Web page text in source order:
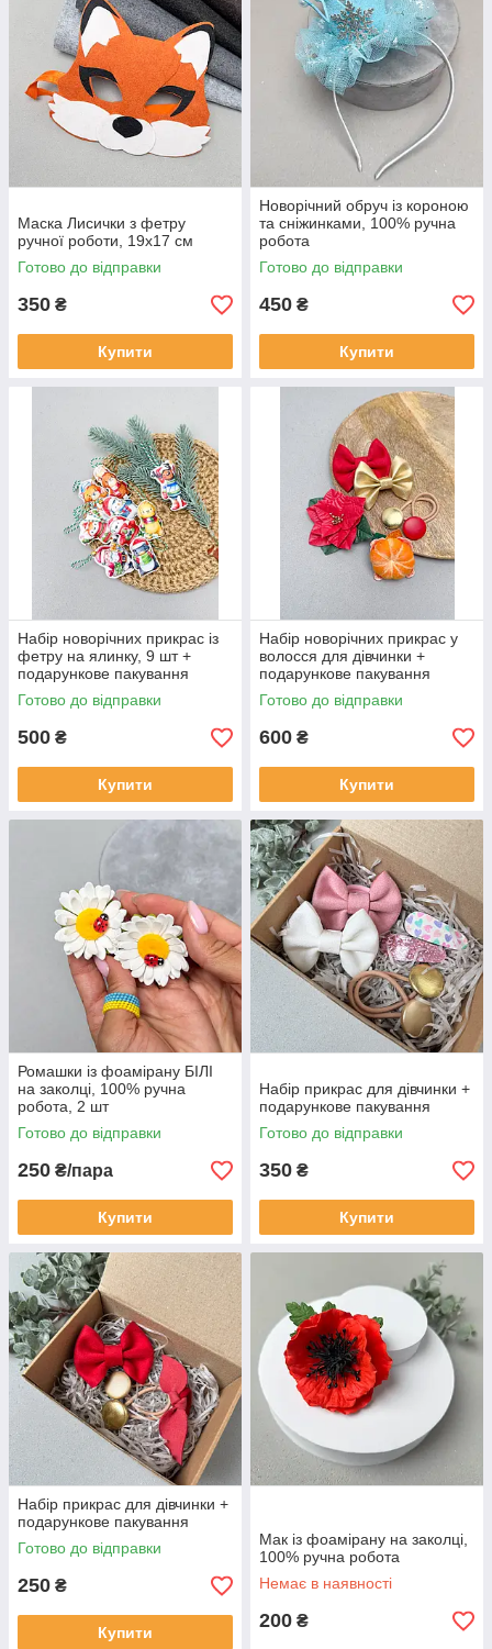
Маска Лисички з фетру
ручної роботи, 19х17 см
Готово до відправки
350 ₴
Купити
Новорічний обруч із короною
та сніжинками, 100% ручна
робота
Готово до відправки
450 ₴
Купити
Набір новорічних прикрас із
фетру на ялинку, 9 шт +
подарункове пакування
Готово до відправки
500 ₴
Купити
Набір новорічних прикрас у
волосся для дівчинки +
подарункове пакування
Готово до відправки
600 ₴
Купити
Ромашки із фоамірану БІЛІ
на заколці, 100% ручна
робота, 2 шт
Готово до відправки
250 ₴/пара
Купити
Набір прикрас для дівчинки +
подарункове пакування
Готово до відправки
350 ₴
Купити
Набір прикрас для дівчинки +
подарункове пакування
Готово до відправки
250 ₴
Купити
Мак із фоамірану на заколці,
100% ручна робота
Немає в наявності
200 ₴